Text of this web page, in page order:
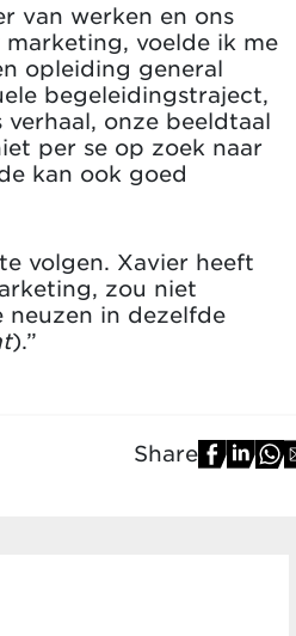
van werken en ons
voelde ik me
opleiding general
begeleidingstraject,
onze beeldtaal
per se op zoek naar
kan ook goed
volgen. Xavier heeft
zou niet
neuzen in dezelfde
).”
Share